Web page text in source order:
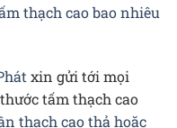
thạch cao bao nhiêu
xin gửi tới mọi
tấm thạch cao
thạch cao thả hoặc